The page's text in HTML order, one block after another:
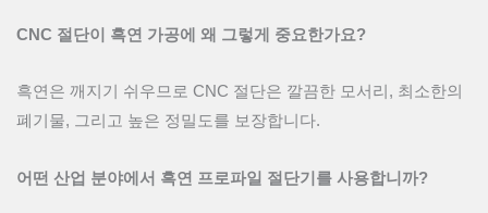
CNC 절단이 흑연 가공에 왜 그렇게 중요한가요?
흑연은 깨지기 쉬우므로 CNC 절단은 깔끔한 모서리, 최소한의
폐기물, 그리고 높은 정밀도를 보장합니다.
어떤 산업 분야에서 흑연 프로파일 절단기를 사용합니까?